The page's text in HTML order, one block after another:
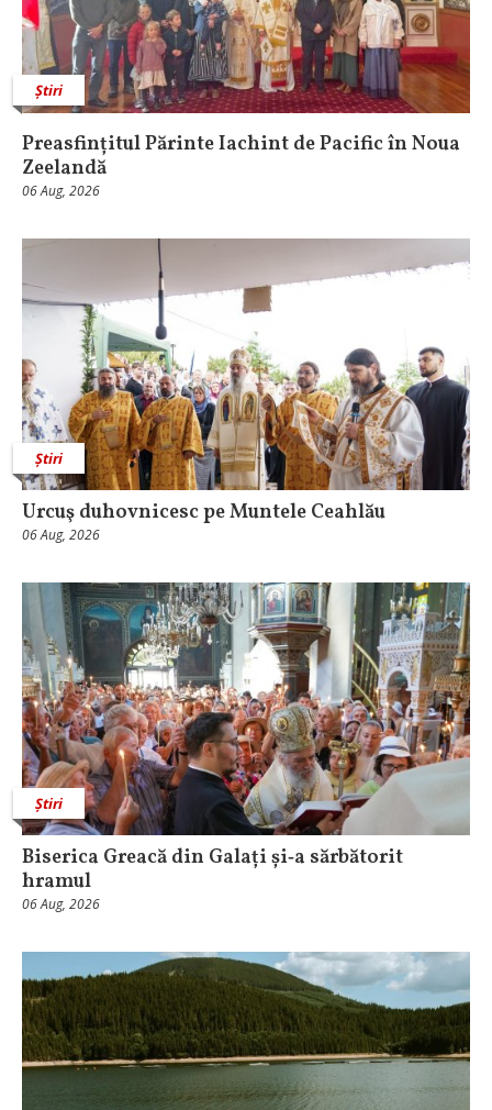
Știri
Preasfințitul Părinte Iachint de Pacific în Noua
Zeelandă
06 Aug, 2026
Știri
Urcuş duhovnicesc pe Muntele Ceahlău
06 Aug, 2026
Știri
Biserica Greacă din Galați și‑a sărbătorit
hramul
06 Aug, 2026